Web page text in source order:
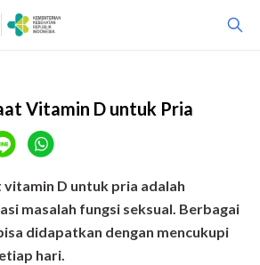
Vitamin D untuk Pria
D untuk pria adalah
masalah fungsi seksual. Berbagai
didapatkan dengan mencukupi
hari.